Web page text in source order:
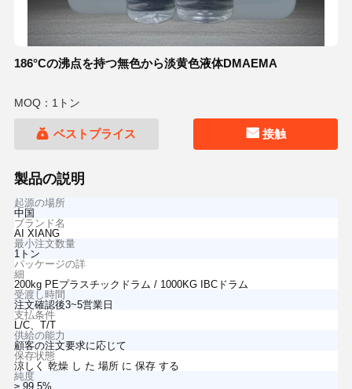
186°Cの沸点を持つ無色から淡黄色液体DMAEMA
MOQ：1トン
ベストプライス 接触
製品の説明
起源の場所
中国
ブランド名
AI XIANG
最小注文数量
1トン
パッケージの詳
細
200kg PEプラスチックドラム / 1000KG IBCドラム
受渡し時間
注文確認後3~5営業日
支払条件
L/C、T/T
供給の能力
顧客の注文要求に応じて
保存状態
涼しく 乾燥 し た 場所 に 保存 する
純度
≥ 99.5%